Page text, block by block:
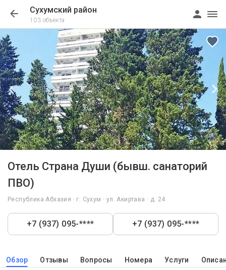
Сухумский район
103 объекта
Отель Страна Души (бывш. санаторий
ПВО)
Республика Абхазия · г. Сухум · ул. Акиртава · д. 24
+7 (937) 095-**** +7 (937) 095-****
Обзор Отзывы Вопросы Номера Услуги